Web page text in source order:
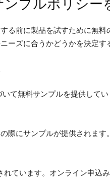
プルポリシー
る前に製品を試すために無料
ーズに合うかどうかを決定す
て無料サンプルを提供してい
際にサンプルが提供されます
ています。オンライン申込